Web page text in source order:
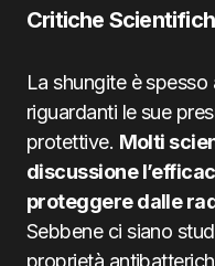
Critiche
La shungite è
riguardanti le sue
protettive. Molti
discussione
proteggere dalle
Sebbene ci siano
proprietà